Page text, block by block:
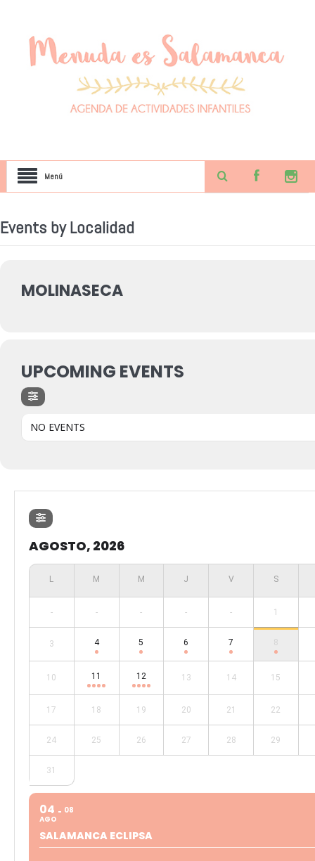
Menú
Events by Localidad
MOLINASECA
UPCOMING EVENTS
NO EVENTS
AGOSTO, 2026
- - - - - 1
3 4 5 6 7 8
10 11 12 13 14 15
17 18 19 20 21 22
24 25 26 27 28 29
31
04
AGO
08
SALAMANCA ECLIPSA